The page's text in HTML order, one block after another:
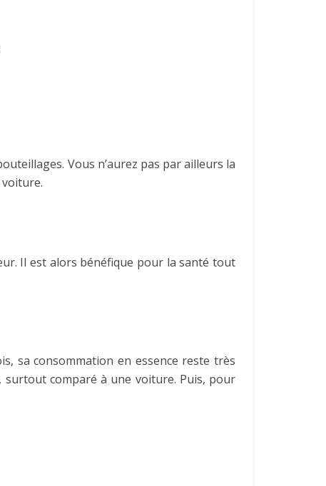
Vous n’aurez pas par ailleurs la
Il est alors bénéfique pour la santé tout
sa consommation en essence reste très
surtout comparé à une voiture. Puis, pour